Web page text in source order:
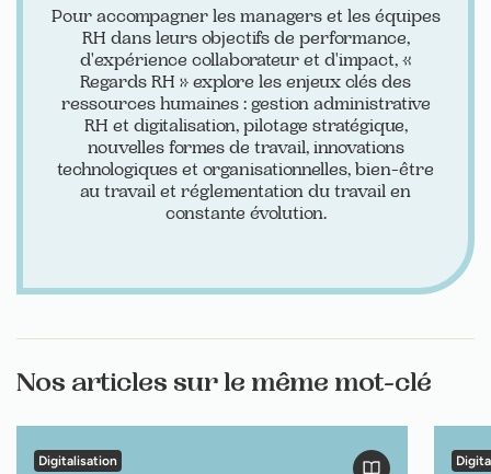
Pour accompagner les managers et les équipes
RH dans leurs objectifs de performance,
d'expérience collaborateur et d'impact, «
Regards RH » explore les enjeux clés des
ressources humaines : gestion administrative
RH et digitalisation, pilotage stratégique,
nouvelles formes de travail, innovations
technologiques et organisationnelles, bien-être
au travail et réglementation du travail en
constante évolution.
Nos articles sur le même mot-clé
Digitalisation